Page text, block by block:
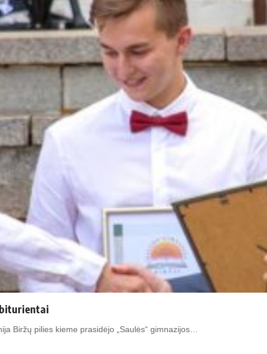
Biržų pilies kieme prasidėjo „Saulės“ gimnazijos…